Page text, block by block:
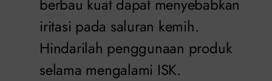
berbau kuat dapat menyebabkan
iritasi pada saluran kemih.
Hindarilah penggunaan produk
selama mengalami ISK.